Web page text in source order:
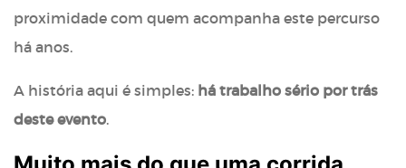
proximidade com quem acompanha este percurso
há anos.
A história aqui é simples: há trabalho sério por trás
deste evento.